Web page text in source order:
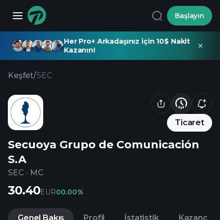
Başlayın
Her Pro+ Arkadaşınız için 10$ Nakit
Kazanın!
Keşfet/SEC
Ticaret
Secuoya Grupo de Comunicación
S.A
SEC · MC
30.40EUR00.00%
Genel Bakış Profil İstatistik Kazanç